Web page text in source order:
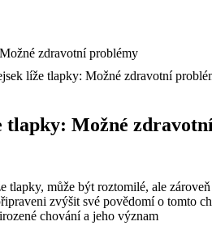
líže tlapky: Možné zdravotní
tlapky: Možné
tlapky, může být roztomilé, ale
zvýšit své povědomí o tomto